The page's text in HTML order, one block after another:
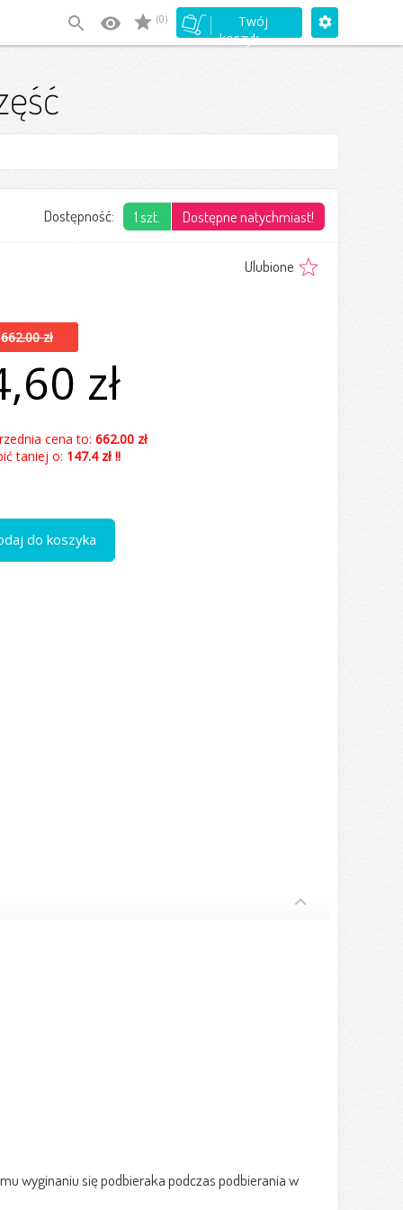
(0)
Twój
koszyk
Dostępność: 1 szt. Dostępne natychmiast!
Ulubione
662.00 zł
zł
cena to: 662.00 zł
taniej o: 147.4 zł !!
do koszyka
wyginaniu się podbieraka podczas podbierania w